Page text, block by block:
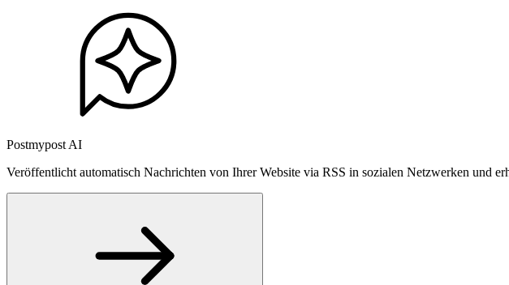
Postmypost AI
Veröffentlicht automatisch Nachrichten von Ihrer Website via RSS in sozialen Netzwerken und